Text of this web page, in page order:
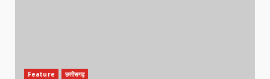
Feature छत्तीसगढ़